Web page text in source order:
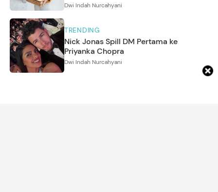
Dwi Indah Nurcahyani
TRENDING
Nick Jonas Spill DM Pertama ke
Priyanka Chopra
Dwi Indah Nurcahyani